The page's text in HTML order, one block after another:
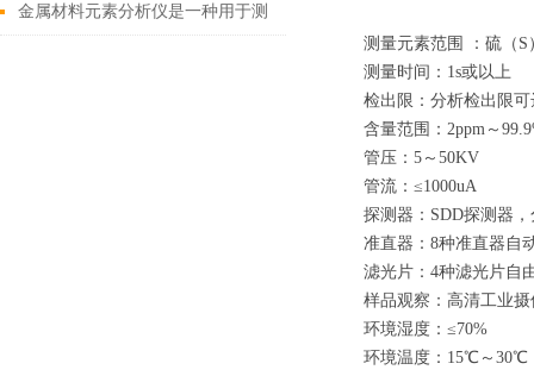
场应用指南
金属材料元素分析仪是一种用于测
测量元素范围 ：硫（S
测量时间：1s或以上
检出限：分析检出限可
含量范围：2ppm～
管压：5～50KV
管流：≤1000uA
探测器：SDD探测器
准直器：8种准直器自
滤光片：4种滤光片自
样品观察：高清工业摄
环境湿度：≤70%
环境温度：15℃～30℃